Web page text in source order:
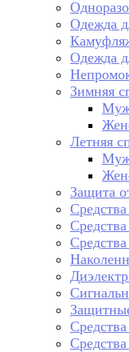
Одежда
Одежда
Зимняя
Летняя
Защита